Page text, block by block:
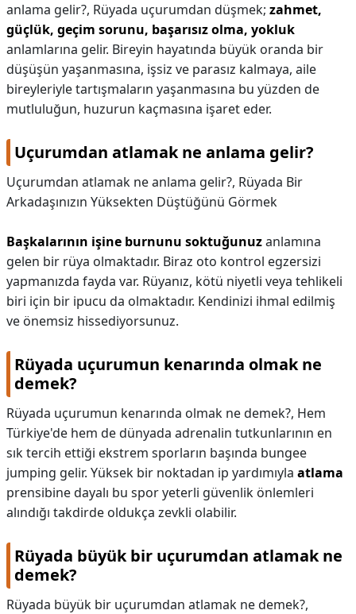
anlama gelir?, Rüyada uçurumdan düşmek; zahmet,
güçlük, geçim sorunu, başarısız olma, yokluk
anlamlarına gelir. Bireyin hayatında büyük oranda bir
düşüşün yaşanmasına, işsiz ve parasız kalmaya, aile
bireyleriyle tartışmaların yaşanmasına bu yüzden de
mutluluğun, huzurun kaçmasına işaret eder.
Uçurumdan atlamak ne anlama gelir?
Uçurumdan atlamak ne anlama gelir?, Rüyada Bir
Arkadaşınızın Yüksekten Düştüğünü Görmek
Başkalarının işine burnunu soktuğunuzanlamına
gelen bir rüya olmaktadır. Biraz oto kontrol egzersizi
yapmanızda fayda var. Rüyanız, kötü niyetli veya tehlikeli
biri için bir ipucu da olmaktadır. Kendinizi ihmal edilmiş
ve önemsiz hissediyorsunuz.
Rüyada uçurumun kenarında olmak ne
demek?
Rüyada uçurumun kenarında olmak ne demek?, Hem
Türkiye'de hem de dünyada adrenalin tutkunlarının en
sık tercih ettiği ekstrem sporların başında bungee
jumping gelir. Yüksek bir noktadan ip yardımıyla atlama
prensibine dayalı bu spor yeterli güvenlik önlemleri
alındığı takdirde oldukça zevkli olabilir.
Rüyada büyük bir uçurumdan atlamak ne
demek?
Rüyada büyük bir uçurumdan atlamak ne demek?,